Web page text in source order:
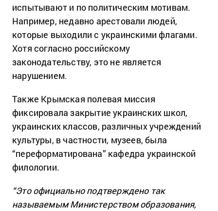
испытывают и по политическим мотивам.
Например, недавно арестовали людей,
которые выходили с украинскими флагами.
Хотя согласно российскому
законодательству, это не является
нарушением.
Также Крымская полевая миссия
фиксировала закрытие украинских школ,
украинских классов, различных учреждений
культуры, в частности, музеев, была
“переформатирована” кафедра украинской
филологии.
“Это официально подтверждено так
называемым Министерством образования,